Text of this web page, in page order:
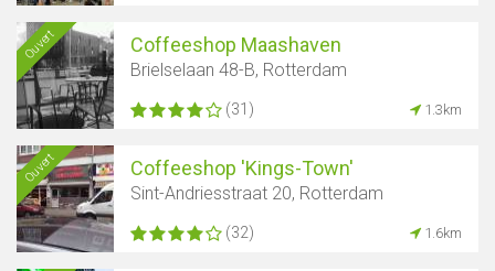
Ouvert Coffeeshop Maashaven
Brielselaan 48-B, Rotterdam
(31) 1.3km
Ouvert Coffeeshop 'Kings-Town'
Sint-Andriesstraat 20, Rotterdam
(32) 1.6km